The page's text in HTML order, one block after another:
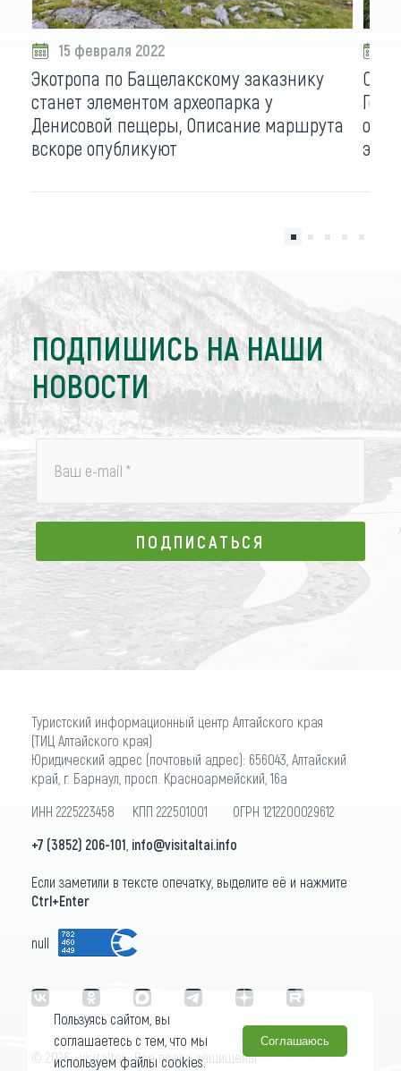
15 февраля 2022
Экотропа по Бащелакскому заказнику
станет элементом археопарка у
Денисовой пещеры, Описание маршрута
вскоре опубликуют
ПОДПИШИСЬ НА НАШИ
НОВОСТИ
Ваш e-mail *
ПОДПИСАТЬСЯ
ПОДПИСАТЬСЯ
Туристский информационный центр Алтайского края
(ТИЦ Алтайского края)
Юридический адрес (почтовый адрес): 656043, Алтайский
край, г. Барнаул, просп. Красноармейский, 16а
ИНН 2225223458 КПП 222501001 ОГРН 1212200029612
+7 (3852) 206-101 info@visitaltai.info
Если заметили в тексте опечатку, выделите её и нажмите
Ctrl+Enter
null
© 2026 «visitaltai» Все права защищены.
Пользуясь сайтом, вы
соглашаетесь с тем, что мы
используем файлы cookies.
Соглашаюсь